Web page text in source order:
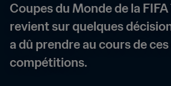
Coupes du Monde de la
revient sur quelques
a dû prendre au cours de
compétitions.